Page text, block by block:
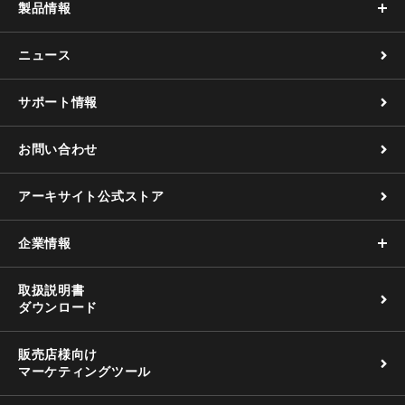
製品情報
ニュース
サポート情報
お問い合わせ
アーキサイト公式ストア
企業情報
取扱説明書
ダウンロード
販売店様向け
マーケティングツール